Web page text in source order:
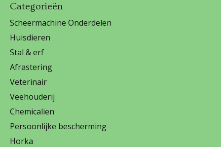
Categorieën
Scheermachine Onderdelen
Huisdieren
Stal & erf
Afrastering
Veterinair
Veehouderij
Chemicalien
Persoonlijke bescherming
Horka